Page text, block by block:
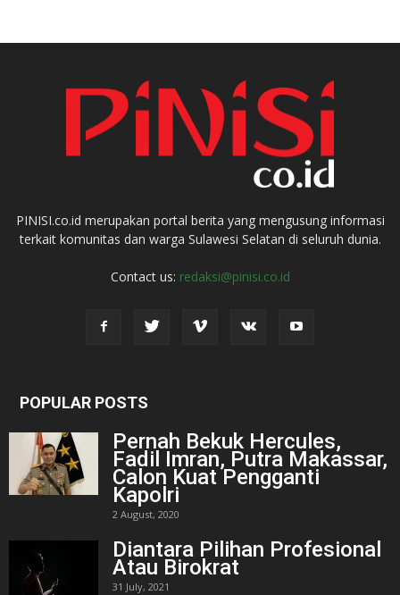
PINISI.co.id merupakan portal berita yang mengusung informasi
terkait komunitas dan warga Sulawesi Selatan di seluruh dunia.
Contact us: redaksi@pinisi.co.id
POPULAR POSTS
Pernah Bekuk Hercules,
Fadil Imran, Putra Makassar,
Calon Kuat Pengganti
Kapolri
2 August, 2020
Diantara Pilihan Profesional
Atau Birokrat
31 July, 2021